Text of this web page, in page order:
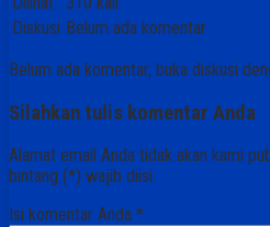
Diskusi Belum ada komentar
Belum ada komentar, buka diskusi
Silahkan tulis komentar Anda
Alamat email Anda tidak akan kami
bintang (*) wajib diisi.
Isi komentar Anda *